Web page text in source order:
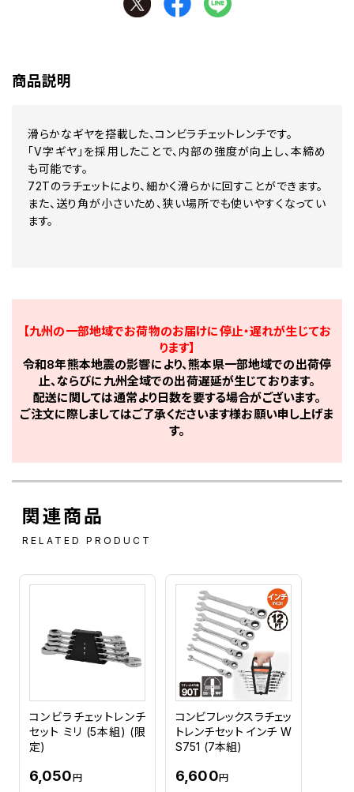
商品説明
滑らかなギヤを搭載した、コンビラチェットレンチです。
「V字ギヤ」を採用したことで、内部の強度が向上し、本締め
も可能です。
72Tのラチェットにより、細かく滑らかに回すことができます。
また、送り角が小さいため、狭い場所でも使いやすくなってい
ます。
【九州の一部地域でお荷物のお届けに停止・遅れが生じてお
ります】
令和8年熊本地震の影響により、熊本県一部地域での出荷停
止、ならびに九州全域での出荷遅延が生じております。
配送に関しては通常より日数を要する場合がございます。
ご注文に際しましてはご了承くださいます様お願い申し上げま
す。
関連商品
RELATED PRODUCT
コンビラチェットレンチ
セット ミリ (5本組) (限
定)
6,050円
コンビフレックスラチェッ
トレンチセット インチ W
S751 (7本組)
6,600円